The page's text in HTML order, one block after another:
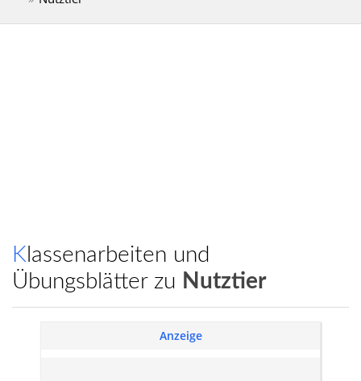
Klassenarbeiten und
Übungsblätter zu Nutztier
Anzeige